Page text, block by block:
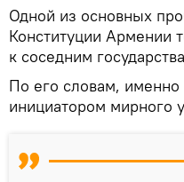
Одной из основных
Конституции Армении
к соседним
По его словам, именно
инициатором мирного